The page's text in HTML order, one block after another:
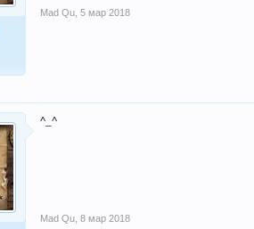
Mad Qu 5 мар 2018
^_^
Mad Qu 8 мар 2018